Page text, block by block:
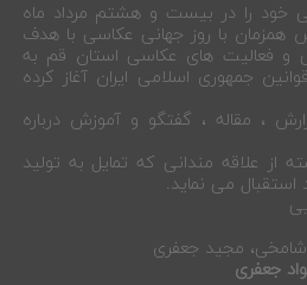
خود را در بیست و هشتم مرداد ماه
با روز جهانی عکاسی با هدف
و فعالیت های عکاسی استان قم به
جمهوری اسلامی ایران آغاز کرده
، مقاله ، گفتگو و آموزش درباره
از علاقه مندانی که تمایل به تولید
استقبال می نماید.
شامخی، مجید جعفری
جعفری